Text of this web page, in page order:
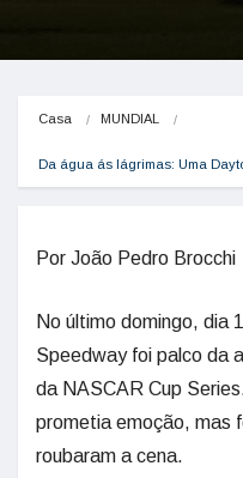
Casa MUNDIAL
Da água ás lágrimas: Uma
Por João Pedro Brocchi
No último domingo, dia
Speedway foi palco da
da NASCAR Cup
prometia emoção, mas
roubaram a cena.